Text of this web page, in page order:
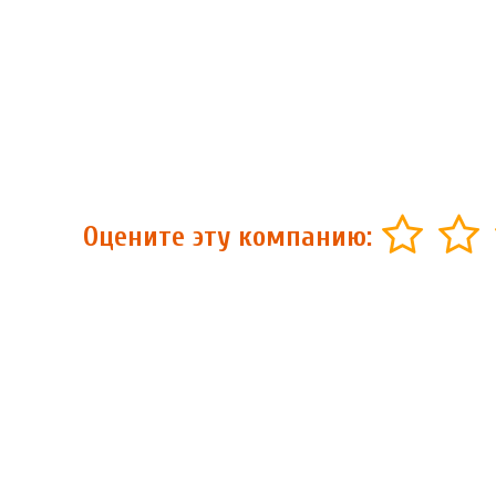
Оцените эту компанию: